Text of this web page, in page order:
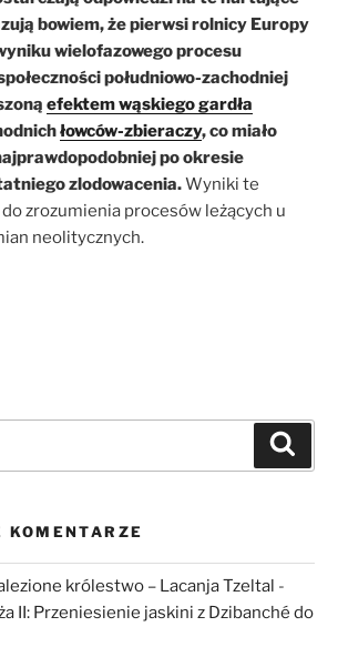
bowiem, że pierwsi rolnicy Europy
wielofazowego procesu
południowo-zachodniej
efektem wąskiego gardła
łowców-zbieraczy, co miało
po okresie
zlodowacenia.Wyniki te
zrozumienia procesów leżących u
neolitycznych.
KOMENTARZE
królestwo – Lacanja Tzeltal -
II: Przeniesienie jaskini z Dzibanché do